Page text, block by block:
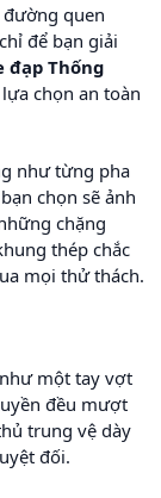
quen
để bạn giải
đạp Thống
chọn an toàn
như từng pha
chọn sẽ ảnh
chặng
thép chắc
mọi thử thách.
một tay vợt
đều mượt
trung vệ dày
đối.